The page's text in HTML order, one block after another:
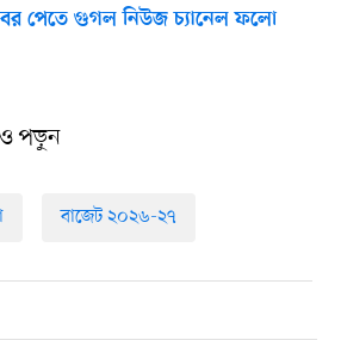
পেতে গুগল নিউজ চ্যানেল ফলো
পড়ুন
বাজেট ২০২৬-২৭